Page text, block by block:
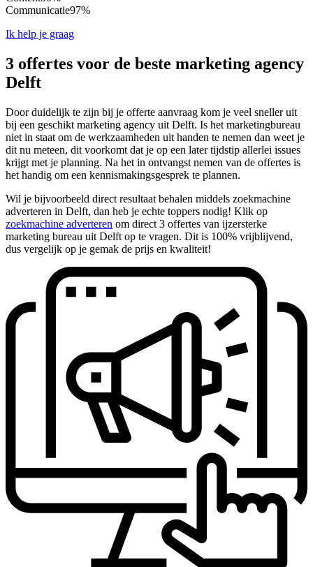
Communicatie97%
Ik help je graag
3 offertes voor de beste marketing agency
Delft
Door duidelijk te zijn bij je offerte aanvraag kom je veel sneller uit
bij een geschikt marketing agency uit Delft. Is het marketingbureau
niet in staat om de werkzaamheden uit handen te nemen dan weet je
dit nu meteen, dit voorkomt dat je op een later tijdstip allerlei issues
krijgt met je planning. Na het in ontvangst nemen van de offertes is
het handig om een kennismakingsgesprek te plannen.
Wil je bijvoorbeeld direct resultaat behalen middels zoekmachine
adverteren in Delft, dan heb je echte toppers nodig! Klik op
zoekmachine adverteren om direct 3 offertes van ijzersterke
marketing bureau uit Delft op te vragen. Dit is 100% vrijblijvend,
dus vergelijk op je gemak de prijs en kwaliteit!